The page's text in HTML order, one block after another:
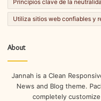
Principios clave de la
Utiliza sitios web confiables y
About
Jannah is a Clean
News and Blog theme.
completely